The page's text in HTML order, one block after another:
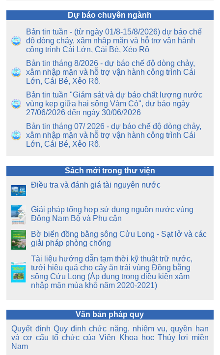
Dự báo chuyên ngành
Bản tin tuần - (từ ngày 01/8-15/8/2026) dự báo chế
độ dòng chảy, xâm nhập mặn và hỗ trợ vận hành
công trình Cái Lớn, Cái Bé, Xẻo Rô
Bản tin tháng 8/2026 - dự báo chế độ dòng chảy,
xâm nhập mặn và hỗ trợ vận hành công trình Cái
Lớn, Cái Bé, Xẻo Rô.
Bản tin tuần "Giám sát và dự báo chất lượng nước
vùng kẹp giữa hai sông Vàm Cỏ", dự báo ngày
27/06/2026 đến ngày 30/06/2026
Bản tin tháng 07/ 2026 - dự báo chế độ dòng chảy,
xâm nhập mặn và hỗ trợ vận hành công trình Cái
Lớn, Cái Bé, Xẻo Rô.
Sách mới trong thư viện
Điều tra và đánh giá tài nguyên nước
Giải pháp tổng hợp sử dụng nguồn nước vùng
Đông Nam Bộ và Phụ cận
Bờ biển đồng bằng sông Cửu Long - Sạt lở và các
giải pháp phòng chống
Tài liệu hướng dẫn tạm thời kỹ thuật trữ nước,
tưới hiệu quả cho cây ăn trái vùng Đồng bằng
sông Cửu Long (Áp dụng trong điều kiện xâm
nhập mặn mùa khô năm 2020-2021)
Văn bản pháp quy
Quyết định Quy định chức năng, nhiệm vụ, quyền hạn
và cơ cấu tổ chức của Viện Khoa học Thủy lợi miền
Nam